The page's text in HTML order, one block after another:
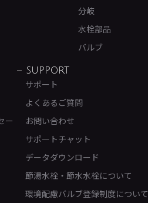
分岐
水栓部品
バルブ
ー
SUPPORT
サポート
よくあるご質問
お問い合わせ
サポートチャット
データダウンロード
節湯水栓・節水水栓について
環境配慮バルブ登録制度について